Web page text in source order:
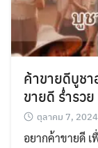
ค้าขายดีบูชา
ขายดี ร่ำรวย
ตุลาคม 7, 2024
อยากค้าขายดี เ